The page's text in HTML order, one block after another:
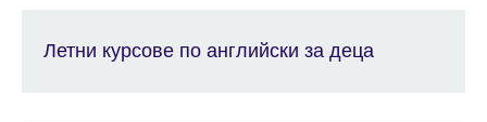
Летни курсове по английски за деца